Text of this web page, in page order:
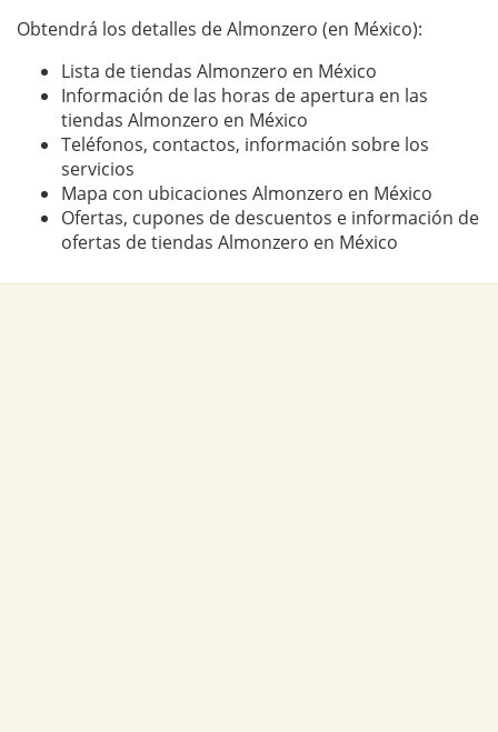
Obtendrá los detalles de Almonzero (en México):
Lista de tiendas Almonzero en México
Información de las horas de apertura en las
tiendas Almonzero en México
Teléfonos, contactos, información sobre los
servicios
Mapa con ubicaciones Almonzero en México
Ofertas, cupones de descuentos e información de
ofertas de tiendas Almonzero en México